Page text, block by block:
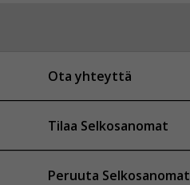
Ota yhteyttä
Tilaa Selkosanomat
Peruuta Selkosanomat